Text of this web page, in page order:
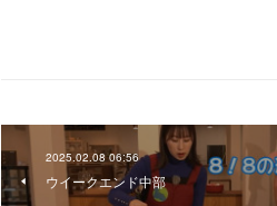
2025.02.08 06:56
ウイークエンド中部